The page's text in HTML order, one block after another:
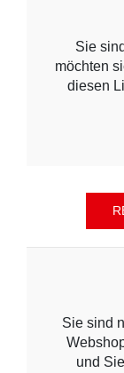
Sie
möchten
diesen
Sie sind
und